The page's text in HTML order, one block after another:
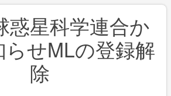
惑星科学連合か
らせMLの登録解
除